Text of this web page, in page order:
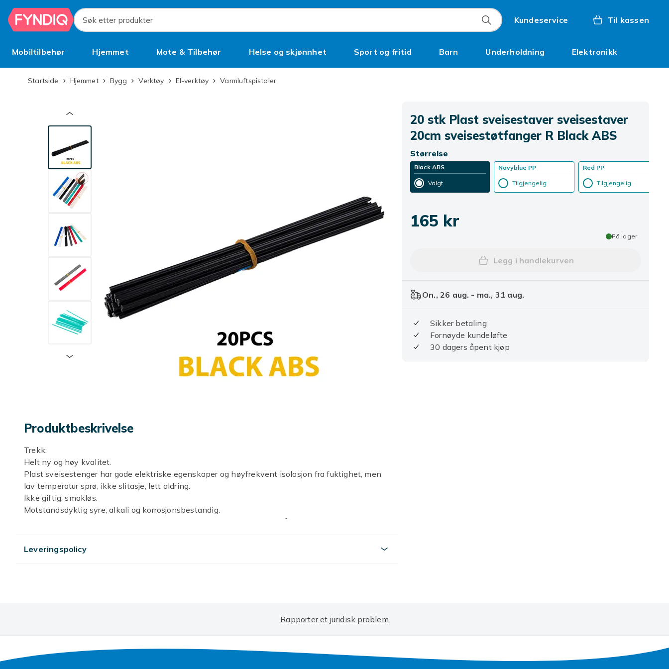
Hopp til hovedinnhold
Søk etter produkter
Kundeservice Til kassen
Mobiltilbehør Hjemmet Mote & Tilbehør Helse og skjønnhet Sport og fritid Barn Underholdning Elektronikk
BruktStartside Hjemmet Bygg Verktøy El-verktøy Varmluftspistoler
Produktbeskrivelse
Trekk:
Helt ny og høy kvalitet.
Plast sveisestenger har gode elektriske egenskaper og høyfrekvent isolasjon fra fuktighet, men
lav temperatur sprø, ikke slitasje, lett aldring.
Ikke giftig, smakløs.
Motstandsdyktig syre, alkali og korrosjonsbestandig.
PP-sveisestenger brukt til støtfangerbiler, front- og bakskjermplate på biler, batteribilens
Spesifikasjon:
1. Den virkelige fargen på varen kan være litt forskjellig fra bildene som vises på nettstedet,
Leveringspolicy
20 stk Plast sveisestaver sveisestaver
20cm sveisestøtfanger R Black ABS
Størrelse
Black ABS
Valgt
Navyblue PP
Tilgjengelig
Red PP
Tilgjengelig
165 kr
På lager
Legg 20 stk Plast sveisestaver
Legg i handlekurven
On., 26 aug. - ma., 31 aug.
Sikker betaling
Fornøyde kundeløfte
30 dagers åpent kjøp
Rapporter et juridisk problem